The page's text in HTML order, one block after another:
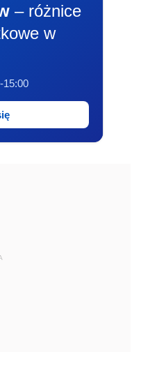
– różnice
w
15:00